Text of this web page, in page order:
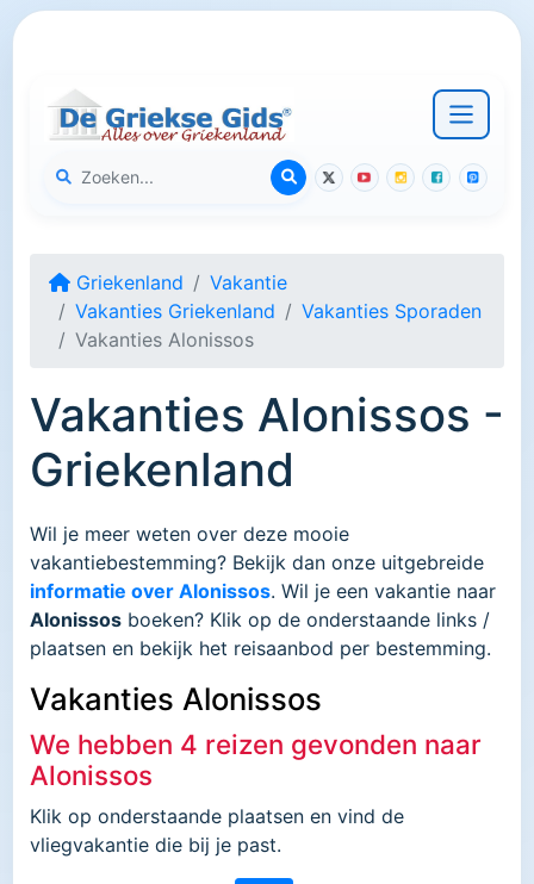
Griekenland
Vakantie
Vakanties Griekenland
Vakanties Sporaden
Vakanties Alonissos
Vakanties Alonissos -
Griekenland
Wil je meer weten over deze mooie
vakantiebestemming? Bekijk dan onze uitgebreide
informatie over Alonissos. Wil je een vakantie naar
Alonissos boeken? Klik op de onderstaande links /
plaatsen en bekijk het reisaanbod per bestemming.
Vakanties Alonissos
We hebben 4 reizen gevonden naar
Alonissos
Klik op onderstaande plaatsen en vind de
vliegvakantie die bij je past.